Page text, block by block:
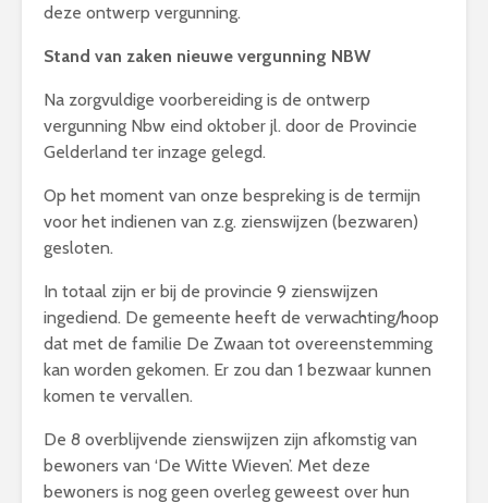
deze ontwerp vergunning.
Stand van zaken nieuwe vergunning NBW
Na zorgvuldige voorbereiding is de ontwerp
vergunning Nbw eind oktober jl. door de Provincie
Gelderland ter inzage gelegd.
Op het moment van onze bespreking is de termijn
voor het indienen van z.g. zienswijzen (bezwaren)
gesloten.
In totaal zijn er bij de provincie 9 zienswijzen
ingediend. De gemeente heeft de verwachting/hoop
dat met de familie De Zwaan tot overeenstemming
kan worden gekomen. Er zou dan 1 bezwaar kunnen
komen te vervallen.
De 8 overblijvende zienswijzen zijn afkomstig van
bewoners van ‘De Witte Wieven’. Met deze
bewoners is nog geen overleg geweest over hun